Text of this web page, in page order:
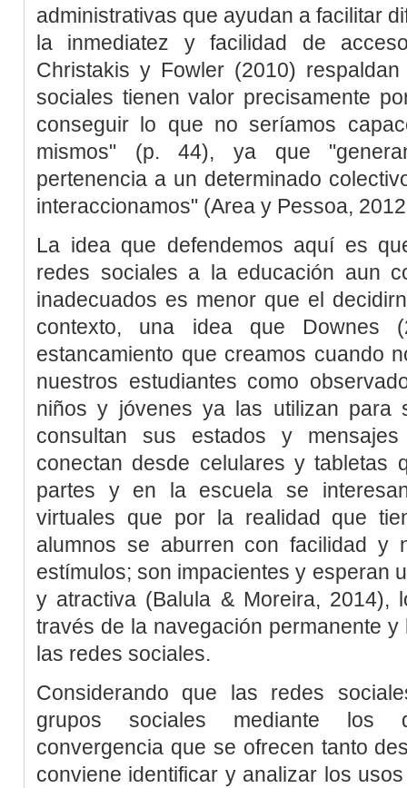
administrativas que ayudan a facilitar
la inmediatez y facilidad de
Christakis y Fowler (2010)
sociales tienen valor precisamente
conseguir lo que no seríamos
mismos" (p. 44), ya que
pertenencia a un determinado
interaccionamos" (Area y Pessoa,
La idea que defendemos aquí es
redes sociales a la educación aun
inadecuados es menor que el
contexto, una idea que Downes
estancamiento que creamos cuando
nuestros estudiantes como
niños y jóvenes ya las utilizan para
consultan sus estados y
conectan desde celulares y tabletas
partes y en la escuela se
virtuales que por la realidad que
alumnos se aburren con facilidad y
estímulos; son impacientes y esperan
y atractiva (Balula & Moreira, 2014),
través de la navegación permanente
las redes sociales.
Considerando que las redes
grupos sociales mediante los
convergencia que se ofrecen tanto
conviene identificar y analizar los